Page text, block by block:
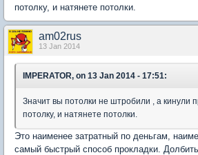
потолку, и натянете потолки.
am02rus
13 Jan 2014
IMPERATOR, on 13 Jan 2014 - 17:51:
Значит вы потолки не штробили , а кинули
потолку, и натянете потолки.
Это наименее затратный по деньгам,
самый быстрый способ прокладки.